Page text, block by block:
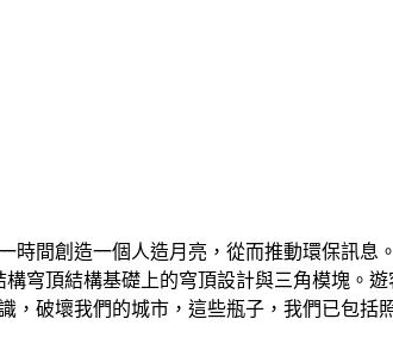
時間創造一個人造月亮，從而推動環保訊息
穹頂結構基礎上的穹頂設計與三角模塊。
，破壞我們的城市，這些瓶子，我們已包括